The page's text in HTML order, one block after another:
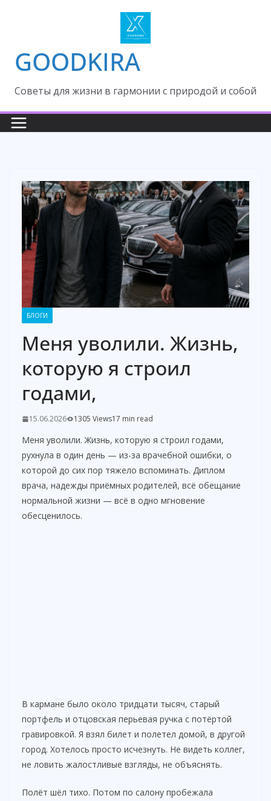
GOODKIRA
Cоветы для жизни в гармонии с природой и собой
БЛОГИ
Меня уволили. Жизнь,
которую я строил
годами,
15.06.2026 1305 Views17 min read
Меня уволили. Жизнь, которую я строил годами,
рухнула в один день — из-за врачебной ошибки, о
которой до сих пор тяжело вспоминать. Диплом
врача, надежды приёмных родителей, всё обещание
нормальной жизни — всё в одно мгновение
обесценилось.
В кармане было около тридцати тысяч, старый
портфель и отцовская перьевая ручка с потёртой
гравировкой. Я взял билет и полетел домой, в другой
город. Хотелось просто исчезнуть. Не видеть коллег,
не ловить жалостливые взгляды, не объяснять.
Полёт шёл тихо. Потом по салону пробежала